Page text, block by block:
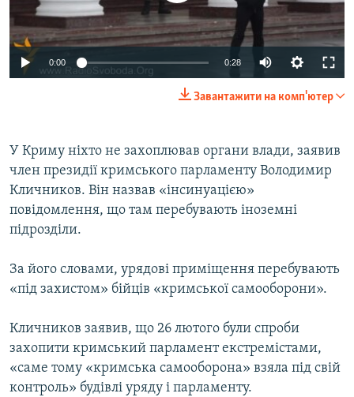
ВІДЕОУРОКИ «ELIFBE»
СВІДЧЕННЯ ОКУПАЦІЇ
УКРАЇНСЬКА ПРОБЛЕМА КРИМУ
Русский
Qırımtatar
Усі сайти RFE/RL
0:00 0:28
Завантажити на комп'ютер
У Криму ніхто не захоплював органи влади, заявив
член президії кримського парламенту Володимир
Кличников. Він назвав «інсинуацією»
повідомлення, що там перебувають іноземні
підрозділи.
За його словами, урядові приміщення перебувають
«під захистом» бійців «кримської самооборони».
Кличников заявив, що 26 лютого були спроби
захопити кримський парламент екстремістами,
«саме тому «кримська самооборона» взяла під свій
контроль» будівлі уряду і парламенту.